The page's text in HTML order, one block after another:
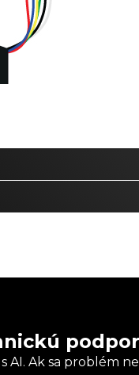
Ak sa problém